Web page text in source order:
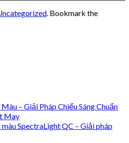
. Bookmark the
– Giải Pháp Chiếu Sáng Chuẩn
May
SpectraLight QC – Giải pháp